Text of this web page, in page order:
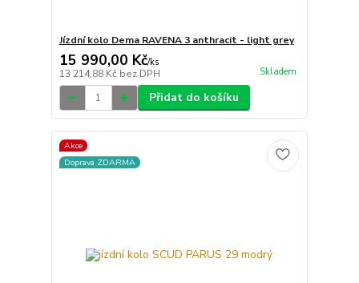
Jízdní kolo Dema RAVENA 3 anthracit - light grey
15 990,00 Kč/ks
13 214,88 Kč bez DPH Skladem
Přidat do košíku
Akce
Doprava ZDARMA